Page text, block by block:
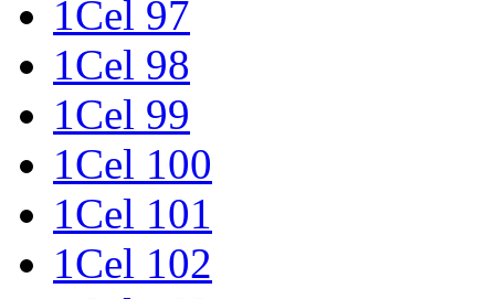
1Cel 97
1Cel 98
1Cel 99
1Cel 100
1Cel 101
1Cel 102